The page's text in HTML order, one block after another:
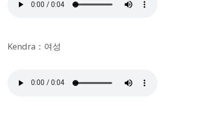
Kendra：여성